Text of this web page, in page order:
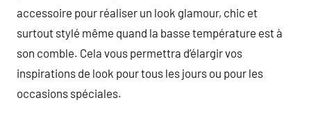
accessoire pour réaliser un look glamour, chic et
surtout stylé même quand la basse température est à
son comble. Cela vous permettra d’élargir vos
inspirations de look pour tous les jours ou pour les
occasions spéciales.